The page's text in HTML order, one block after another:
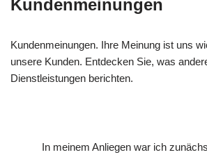
Kundenmeinungen
Kundenmeinungen. Ihre Meinung ist uns
unsere Kunden. Entdecken Sie, was
Dienstleistungen berichten.
In meinem Anliegen war ich